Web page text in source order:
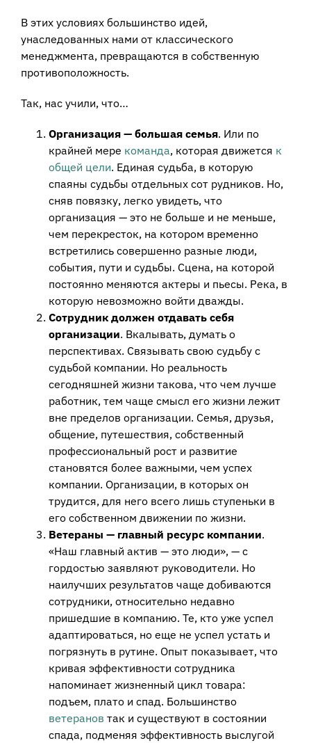
В этих условиях большинство идей,
унаследованных нами от классического
менеджмента, превращаются в собственную
противоположность.
Так, нас учили, что…
Организация — большая семья. Или по
крайней мере команда, которая движется к
общей цели. Единая судьба, в которую
спаяны судьбы отдельных сот рудников. Но,
сняв повязку, легко увидеть, что
организация — это не больше и не меньше,
чем перекресток, на котором временно
встретились совершенно разные люди,
события, пути и судьбы. Сцена, на которой
постоянно меняются актеры и пьесы. Река, в
которую невозможно войти дважды.
Сотрудник должен отдавать себя
организации. Вкалывать, думать о
перспективах. Связывать свою судьбу с
судьбой компании. Но реальность
сегодняшней жизни такова, что чем лучше
работник, тем чаще смысл его жизни лежит
вне пределов организации. Семья, друзья,
общение, путешествия, собственный
профессиональный рост и развитие
становятся более важными, чем успех
компании. Организации, в которых он
трудится, для него всего лишь ступеньки в
его собственном движении по жизни.
Ветераны — главный ресурс компании.
«Наш главный актив — это люди», — с
гордостью заявляют руководители. Но
наилучших результатов чаще добиваются
сотрудники, относительно недавно
пришедшие в компанию. Те, кто уже успел
адаптироваться, но еще не успел устать и
погрязнуть в рутине. Опыт показывает, что
кривая эффективности сотрудника
напоминает жизненный цикл товара:
подъем, плато и спад. Большинство
ветеранов так и существуют в состоянии
спада, подменяя эффективность выслугой